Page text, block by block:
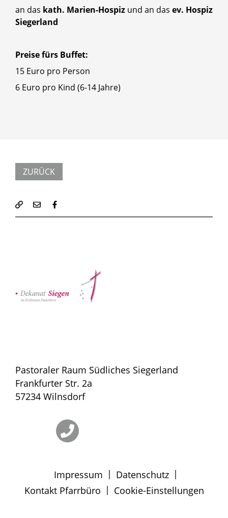
an das kath. Marien-Hospiz und an das ev. Hospiz
Siegerland
Preise fürs Buffet:
15 Euro pro Person
6 Euro pro Kind (6-14 Jahre)
ZURÜCK
Pastoraler Raum Südliches Siegerland
Frankfurter Str. 2a
57234 Wilnsdorf
Impressum | Datenschutz |
Kontakt Pfarrbüro | Cookie-Einstellungen